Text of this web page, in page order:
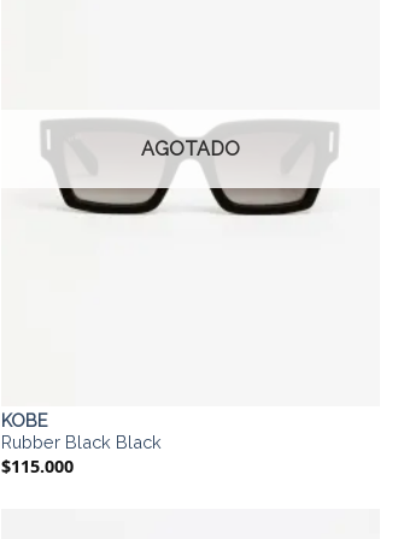
AGOTADO
KOBE
Rubber Black Black
$115.000